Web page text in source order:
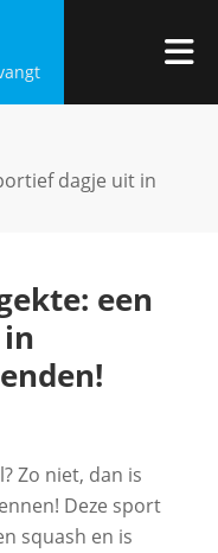
dagje uit in
een
Zo niet, dan is
Deze sport
squash en is